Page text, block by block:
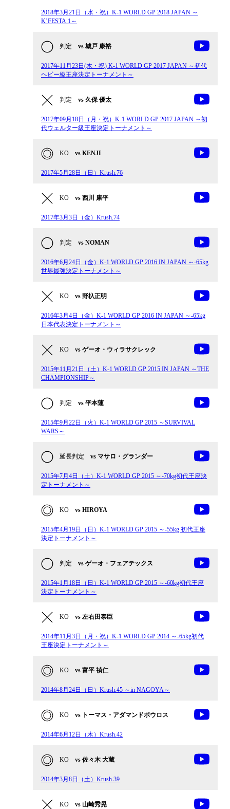
2018年3月21日（水・祝）K-1 WORLD GP 2018 JAPAN ～
K’FESTA.1～
判定 vs 城戸 康裕
2017年11月23日(木・祝) K-1 WORLD GP 2017 JAPAN ～初代
ヘビー級王座決定トーナメント～
判定 vs 久保 優太
2017年09月18日（月・祝）K-1 WORLD GP 2017 JAPAN ～初
代ウェルター級王座決定トーナメント～
KO vs KENJI
2017年5月28日（日）Krush.76
KO vs 西川 康平
2017年3月3日（金）Krush.74
判定 vs NOMAN
2016年6月24日（金）K-1 WORLD GP 2016 IN JAPAN ～-65kg
世界最強決定トーナメント～
KO vs 野杁正明
2016年3月4日（金）K-1 WORLD GP 2016 IN JAPAN ～-65kg
日本代表決定トーナメント～
KO vs ゲーオ・ウィラサクレック
2015年11月21日（土）K-1 WORLD GP 2015 IN JAPAN ～THE
CHAMPIONSHIP～
判定 vs 平本蓮
2015年9月22日（火）K-1 WORLD GP 2015 ～SURVIVAL
WARS～
延長判定 vs マサロ・グランダー
2015年7月4日（土）K-1 WORLD GP 2015 ～-70kg初代王座決
定トーナメント～
KO vs HIROYA
2015年4月19日（日）K-1 WORLD GP 2015 ～-55kg 初代王座
決定トーナメント～
判定 vs ゲーオ・フェアテックス
2015年1月18日（日）K-1 WORLD GP 2015 ～-60kg初代王座
決定トーナメント～
KO vs 左右田泰臣
2014年11月3日（月・祝）K-1 WORLD GP 2014 ～-65kg初代
王座決定トーナメント～
KO vs 富平 禎仁
2014年8月24日（日）Krush.45 ～in NAGOYA～
KO vs トーマス・アダマンドポウロス
2014年6月12日（木）Krush.42
KO vs 佐々木 大蔵
2014年3月8日（土）Krush.39
KO vs 山崎秀晃